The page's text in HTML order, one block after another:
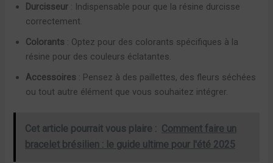
Durcisseur : Indispensable pour que la résine durcisse
correctement.
Colorants : Optez pour des colorants spécifiques à la
résine pour des couleurs éclatantes.
Accessoires : Pensez à des paillettes, des fleurs séchées
ou tout autre élément que vous souhaitez intégrer.
Cet article pourrait vous plaire : Comment faire un
bracelet brésilien : le guide ultime pour l'été 2025